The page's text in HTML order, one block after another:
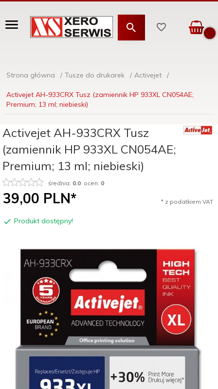
Strona główna Tusze do drukarek Activejet
Activejet AH-933CRX Tusz (zamiennik HP 933XL CN054AE;
Premium; 13 ml; niebieski)
Activejet AH-933CRX Tusz
(zamiennik HP 933XL CN054AE;
Premium; 13 ml; niebieski)
średnia: 0.0 ocen: 0
39,00 PLN* * z podatkiem VAT
Produkt dostępny!